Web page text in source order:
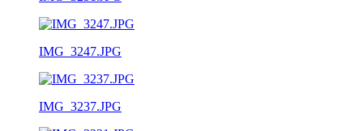
IMG_3247.JPG
IMG_3237.JPG